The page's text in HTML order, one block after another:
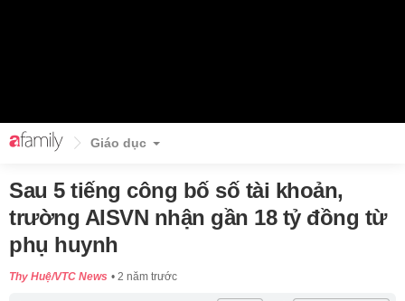
Giáo dục
Sau 5 tiếng công bố số tài khoản,
trường AISVN nhận gần 18 tỷ đồng từ
phụ huynh
Thy Huệ/VTC News 2 năm trước